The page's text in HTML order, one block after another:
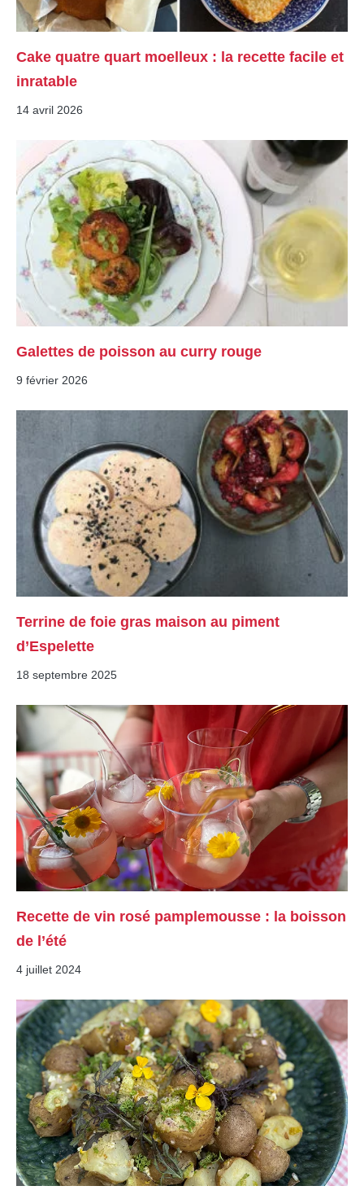
Cake quatre quart moelleux : la recette facile et
inratable
14 avril 2026
Galettes de poisson au curry rouge
9 février 2026
Terrine de foie gras maison au piment
d’Espelette
18 septembre 2025
Recette de vin rosé pamplemousse : la boisson
de l’été
4 juillet 2024